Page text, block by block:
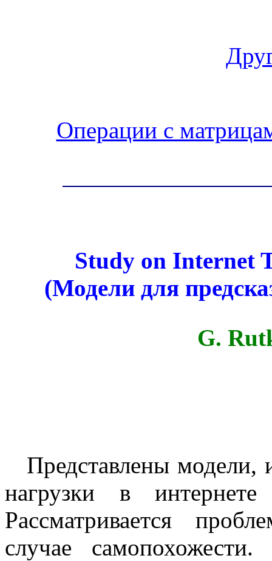
Операции с
Study on Internet
(Модели для
G.
Представлены модели,
нагрузки в
Рассматривается
случае